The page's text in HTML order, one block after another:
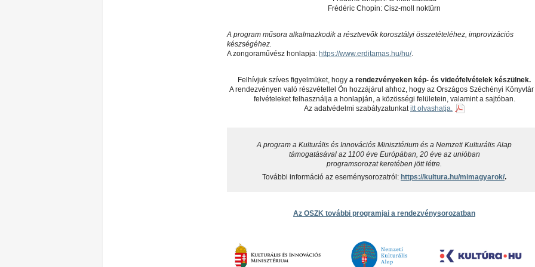
Frédéric Chopin: Cisz-moll noktürn
A program műsora alkalmazkodik a résztvevők korosztályi összetételéhez, improvizációs
készségéhez.
A zongoraművész honlapja: https://www.erditamas.hu/hu/.
Felhívjuk szíves figyelmüket, hogy a rendezvényeken kép- és videófelvételek készülnek.
A rendezvényen való részvétellel Ön hozzájárul ahhoz, hogy az Országos Széchényi Könyvtár
felvételeket felhasználja a honlapján, a közösségi felületein, valamint a sajtóban.
​Az adatvédelmi szabályzatunkatitt olvashatja.
A program a Kulturális és Innovációs Minisztérium és a Nemzeti Kulturális Alap
támogatásával az 1100 éve Európában, 20 éve az unióban
programsorozat keretében jött létre.
További információ az eseménysorozatról: https://kultura.hu/mimagyarok/.
Az OSZK további programjai a rendezvénysorozatban